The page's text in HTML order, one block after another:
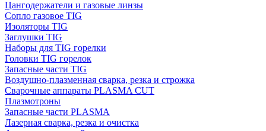
Цангодержатели и газовые линзы
Сопло газовое TIG
Изоляторы TIG
Заглушки TIG
Наборы для TIG горелки
Головки TIG горелок
Запасные части TIG
Воздушно-плазменная сварка, резка и строжка
Сварочные аппараты PLASMA CUT
Плазмотроны
Запасные части PLASMA
Лазерная сварка, резка и очистка